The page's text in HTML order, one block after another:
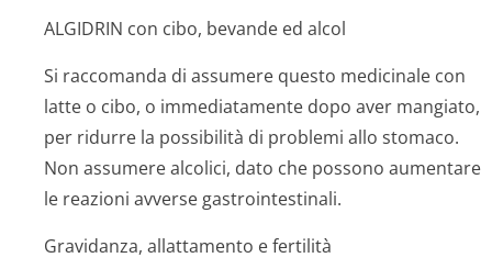
ALGIDRIN con cibo, bevande ed alcol
Si raccomanda di assumere questo medicinale con
latte o cibo, o immediatamente dopo aver mangiato,
per ridurre la possibilità di problemi allo stomaco.
Non assumere alcolici, dato che possono aumentare
le reazioni avverse gastrointestinali.
Gravidanza, allattamento e fertilità